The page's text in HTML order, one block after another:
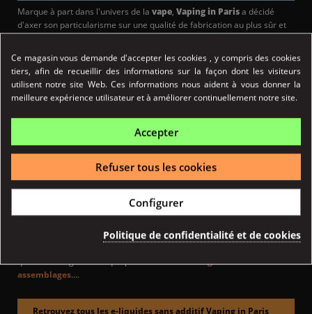
Marque à part dans l'univers de la vape, Vaping in Parisa décidé
d'axer son particularisme sur une qualité de fabrication au plus sûr et
au plus naturel :
E-liquide arômes naturels :l'utilisation d'arômes
exclusivement issu de la nature apporte déjà un énorme
gage de recherche de qualité élevé.
E-liquide sans additifs :l'absence d'intrant de synthèse
vape saine et naturelle.
E-liquide base 100% végétale :
s'éloigner des normes du marché habituellement
catalogue très completoù se retrouvent des références
vapoteur pourra trouver son bonheur.
qualité des ingrédients que parla finesse et l'originalité des
assemblages....
Retrouvez tous les e-liquides sans additif Vaping in Paris
Ce magasin vous demande d'accepter les cookies , y compris des cookies
tiers, afin de recueillir des informations sur la façon dont les visiteurs
utilisent notre site Web. Ces informations nous aident à vous donner la
meilleure expérience utilisateur et à améliorer continuellement notre site.
Accepter
Refuser tous les cookies
Configurer
Politique de confidentialité et de cookies